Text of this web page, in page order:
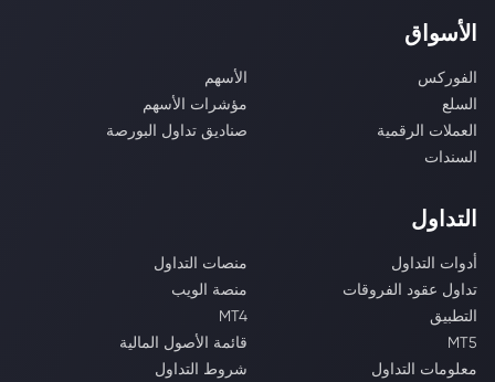
الأسواق
الفوركس
الأسهم
السلع
مؤشرات الأسهم
العملات الرقمية
صناديق تداول البورصة
السندات
التداول
أدوات التداول
منصات التداول
تداول عقود الفروقات
منصة الويب
التطبيق
MT4
MT5
قائمة الأصول المالية
معلومات التداول
شروط التداول